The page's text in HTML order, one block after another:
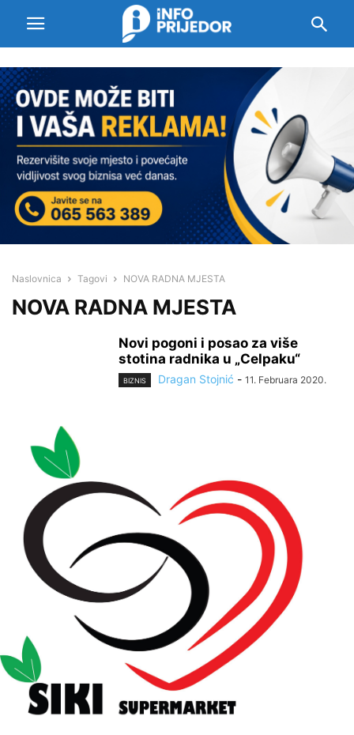
Naslovnica Tagovi NOVA RADNA MJESTA
NOVA RADNA MJESTA
Novi pogoni i posao za više
stotina radnika u „Celpaku“
BIZNIS Dragan Stojnić - 11. Februara 2020.